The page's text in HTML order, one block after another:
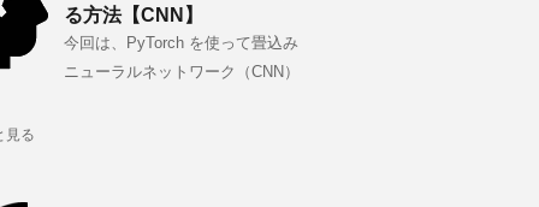
る方法【CNN】
今回は、PyTorch を使って畳込み
ニューラルネットワーク（CNN）
見る